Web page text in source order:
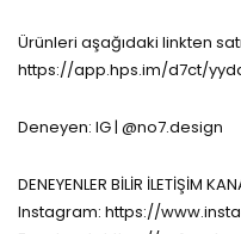
Ürünleri aşağıdaki linkten
https://app.hps.im/d7ct/
Deneyen: IG | @no7.design
DENEYENLER BİLİR İLETİŞİM
Instagram: https://